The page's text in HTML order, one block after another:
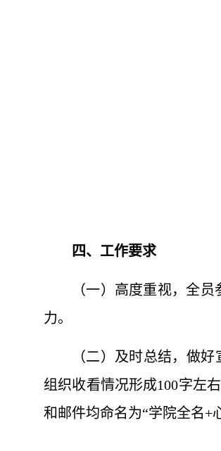
四、工作要求
（一）高度重视，全
力。
（二）及时总结，做
组织收看情况形成100字左
和邮件均命名为“学院全名+